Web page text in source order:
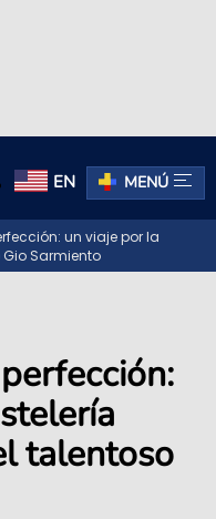
EN MENÚ
un viaje por la
Sarmiento
talentoso